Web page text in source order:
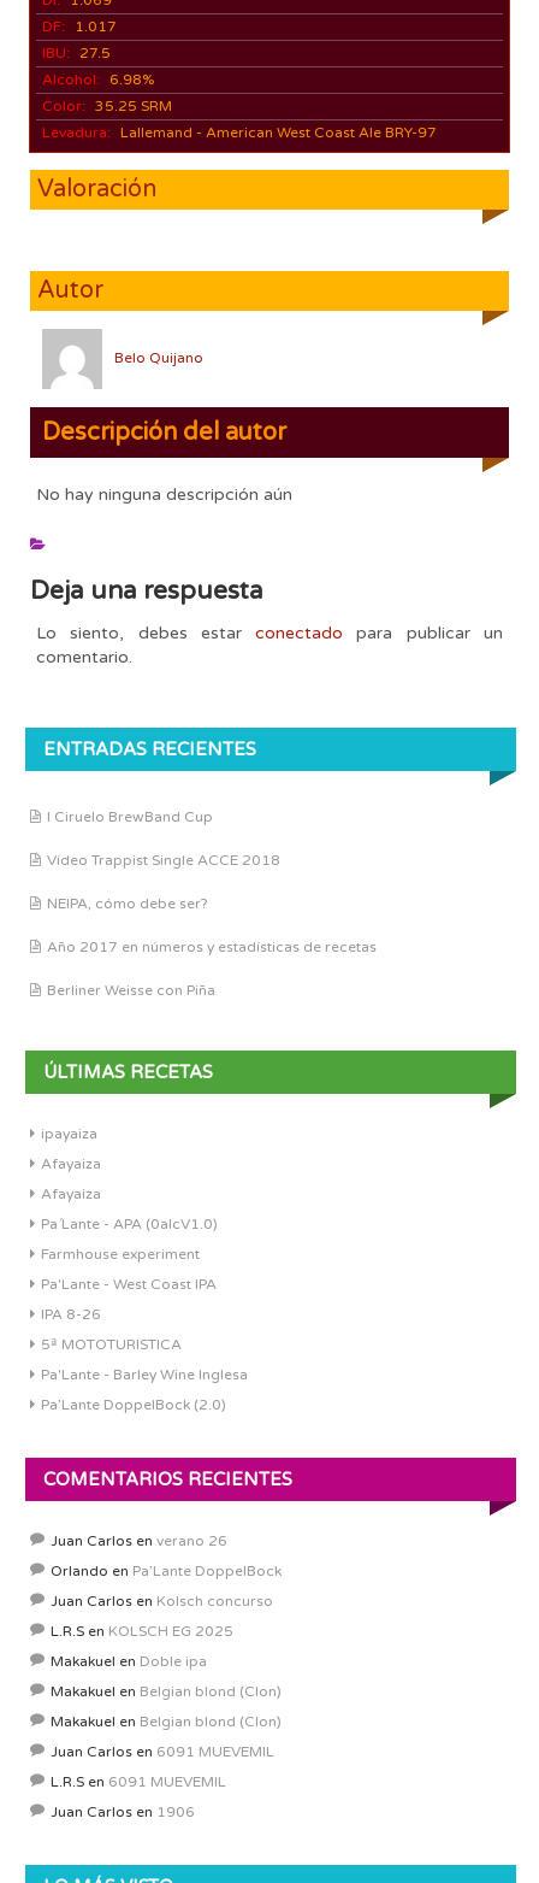
DF:
1.017
IBU:
27.5
Alcohol:
6.98%
Color: 35.25 SRM
Levadura: Lallemand - American West Coast Ale BRY-97
Valoración
Autor
Belo Quijano
Descripción del autor
No hay ninguna descripción aún
Deja una respuesta
Lo siento, debes estarconectado para publicar un
comentario.
ENTRADAS RECIENTES
I Ciruelo BrewBand Cup
Vídeo Trappist Single ACCE 2018
NEIPA, cómo debe ser?
Año 2017 en números y estadísticas de recetas
Berliner Weisse con Piña
ÚLTIMAS RECETAS
ipayaiza
Afayaiza
Afayaiza
Pa´Lante - APA (0alcV1.0)
Farmhouse experiment
Pa'Lante - West Coast IPA
IPA 8-26
5ª MOTOTURISTICA
Pa'Lante - Barley Wine Inglesa
Pa’Lante DoppelBock (2.0)
COMENTARIOS RECIENTES
Juan Carlos en verano 26
Orlando en Pa’Lante DoppelBock
Juan Carlos en Kolsch concurso
L.R.S en KOLSCH EG 2025
Makakuel en Doble ipa
Makakuel en Belgian blond (Clon)
Makakuel en Belgian blond (Clon)
Juan Carlos en 6091 MUEVEMIL
L.R.S en 6091 MUEVEMIL
Juan Carlos en 1906